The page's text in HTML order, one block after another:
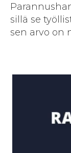
sillä se
sen arvo on